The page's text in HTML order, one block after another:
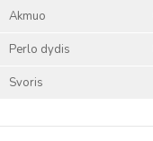
Akmuo
Perlo dydis
Svoris